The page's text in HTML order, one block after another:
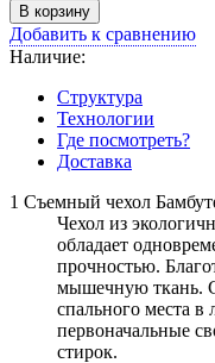
В корзину
Добавить к сравнению
Наличие:
Структура
Технологии
Где посмотреть?
Доставка
1 Съемный чехол
Чехол из
обладает
прочностью.
мышечную ткань.
спального места в
первоначальные
стирок.